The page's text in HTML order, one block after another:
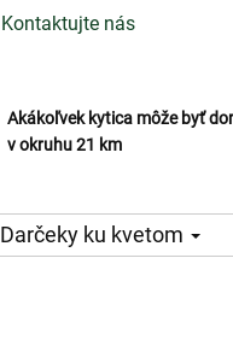
Kontaktujte nás
Akákoľvek kytica môže byť
v okruhu 21 km
Služba Click & Collect
Darčeky ku kvetom